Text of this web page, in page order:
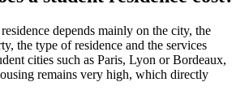
depends mainly on the city, the
the type of residence and the services
cities such as Paris, Lyon or Bordeaux,
remains very high, which directly